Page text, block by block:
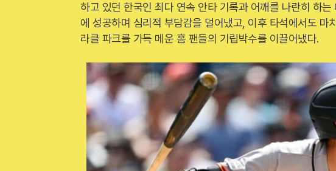
하고 있던 한국인 최다 연속 안타 기록과 어깨를 나란히 하
에 성공하며 심리적 부담감을 덜어냈고, 이후 타석에서도 마
라클 파크를 가득 메운 홈 팬들의 기립박수를 이끌어냈다.